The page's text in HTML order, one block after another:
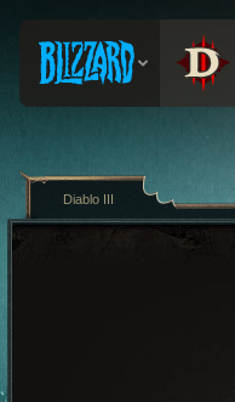
Diablo III